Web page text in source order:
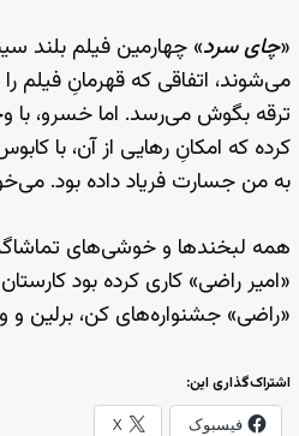
‌«چای سرد» چهارمین فیلم بلند
می‌شوند، اتفاقی که قهرمانِ
ترقه بگوش می‌رسد. اما خسرو، با
کرده که امکانِ رهایی از آن، با
به من جسارت فریاد داده بود.
همه‌ لبخندها و خوشی‌های
«امیر راضی» کاری کرده بود
«راضی» جشنواره‌های کن، برلین و
اشتراک‌گذاری این:
فیسبوک
X